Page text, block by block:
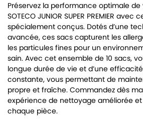
Préservez la performance optimale
SOTECO JUNIOR SUPER PREMIER
spécialement conçus. Dotés d’une
avancée, ces sacs capturent les
les particules fines pour un
sain. Avec cet ensemble de 10 sacs,
longue durée de vie et d’une
constante, vous permettant de
propre et fraîche. Commandez dès
expérience de nettoyage améliorée
chaque pièce.